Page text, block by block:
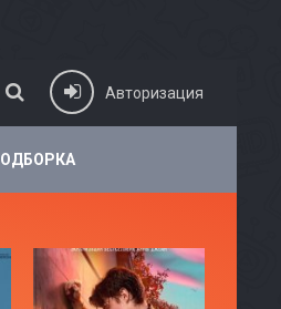
Авторизация